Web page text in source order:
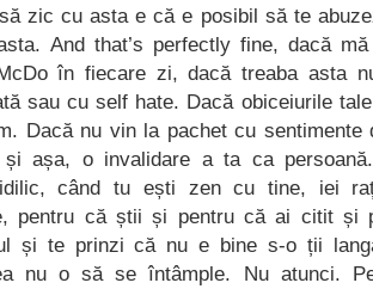
zic cu asta e că e posibil să te
And that’s perfectly fine, dacă
în fiecare zi, dacă treaba asta
sau cu self hate. Dacă obiceiurile
Dacă nu vin la pachet cu sentimente
și așa, o invalidare a ta ca
când tu ești zen cu tine, iei
pentru că știi și pentru că ai citit și
și te prinzi că nu e bine s-o ții
nu o să se întâmple. Nu atunci.